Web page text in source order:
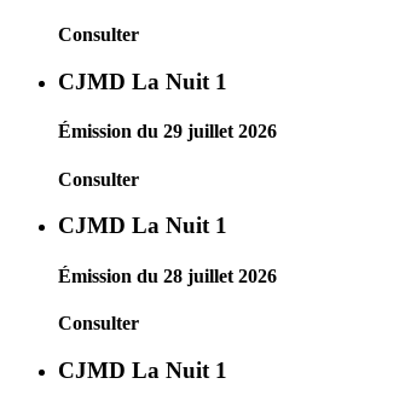
Consulter
CJMD La Nuit 1
Émission du 29 juillet 2026
Consulter
CJMD La Nuit 1
Émission du 28 juillet 2026
Consulter
CJMD La Nuit 1